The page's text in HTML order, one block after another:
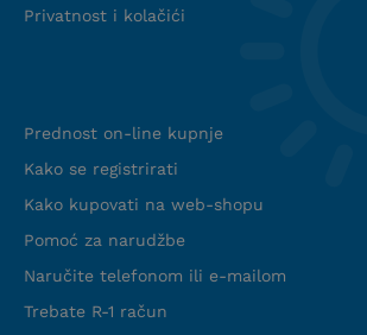
Privatnost i kolačići
Prednost on-line kupnje
Kako se registrirati
Kako kupovati na web-shopu
Pomoć za narudžbe
Naručite telefonom ili e-mailom
Trebate R-1 račun